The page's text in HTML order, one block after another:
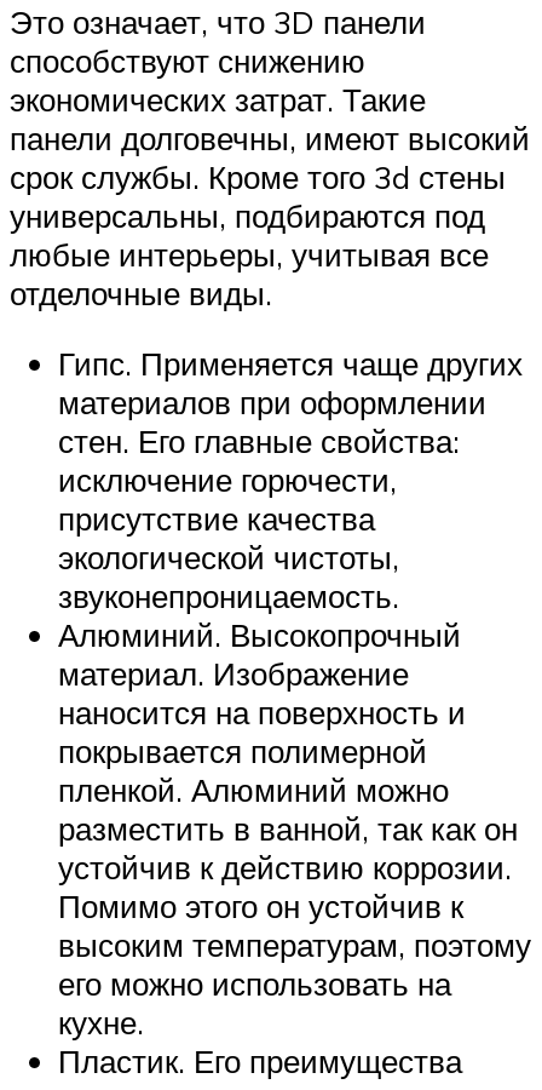
Это означает, что 3D панели
способствуют снижению
экономических затрат. Такие
панели долговечны, имеют высокий
срок службы. Кроме того 3d стены
универсальны, подбираются под
любые интерьеры, учитывая все
отделочные виды.
Гипс. Применяется чаще других
материалов при оформлении
стен. Его главные свойства:
исключение горючести,
присутствие качества
экологической чистоты,
звуконепроницаемость.
Алюминий. Высокопрочный
материал. Изображение
наносится на поверхность и
покрывается полимерной
пленкой. Алюминий можно
разместить в ванной, так как он
устойчив к действию коррозии.
Помимо этого он устойчив к
высоким температурам, поэтому
его можно использовать на
кухне.
Пластик. Его преимущества